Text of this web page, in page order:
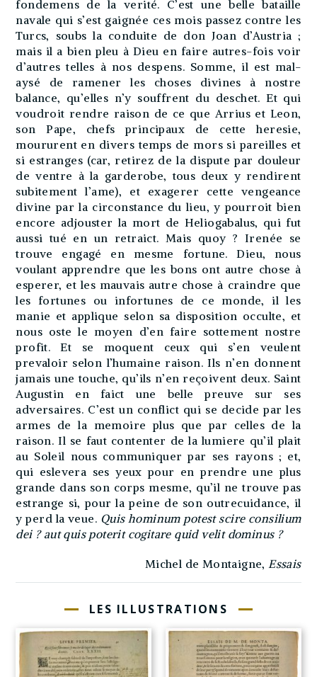
fondemens de la verité. C’est une belle bataille
navale qui s’est gaignée ces mois passez contre les
Turcs, soubs la conduite de don Joan d’Austria ;
mais il a bien pleu à Dieu en faire autres-fois voir
d’autres telles à nos despens. Somme, il est mal-
aysé de ramener les choses divines à nostre
balance, qu’elles n’y souffrent du deschet. Et qui
voudroit rendre raison de ce que Arrius et Leon,
son Pape, chefs principaux de cette heresie,
moururent en divers temps de mors si pareilles et
si estranges (car, retirez de la dispute par douleur
de ventre à la garderobe, tous deux y rendirent
subitement l’ame), et exagerer cette vengeance
divine par la circonstance du lieu, y pourroit bien
encore adjouster la mort de Heliogabalus, qui fut
aussi tué en un retraict. Mais quoy ? Irenée se
trouve engagé en mesme fortune. Dieu, nous
voulant apprendre que les bons ont autre chose à
esperer, et les mauvais autre chose à craindre que
les fortunes ou infortunes de ce monde, il les
manie et applique selon sa disposition occulte, et
nous oste le moyen d’en faire sottement nostre
profit. Et se moquent ceux qui s’en veulent
prevaloir selon l’humaine raison. Ils n’en donnent
jamais une touche, qu’ils n’en reçoivent deux. Saint
Augustin en faict une belle preuve sur ses
adversaires. C’est un conflict qui se decide par les
armes de la memoire plus que par celles de la
raison. Il se faut contenter de la lumiere qu’il plait
au Soleil nous communiquer par ses rayons ; et,
qui eslevera ses yeux pour en prendre une plus
grande dans son corps mesme, qu’il ne trouve pas
estrange si, pour la peine de son outrecuidance, il
y perd la veue. Quis hominum potest scire consilium
dei ? aut quis poterit cogitare quid velit dominus ?
Michel de Montaigne, Essais
LES ILLUSTRATIONS